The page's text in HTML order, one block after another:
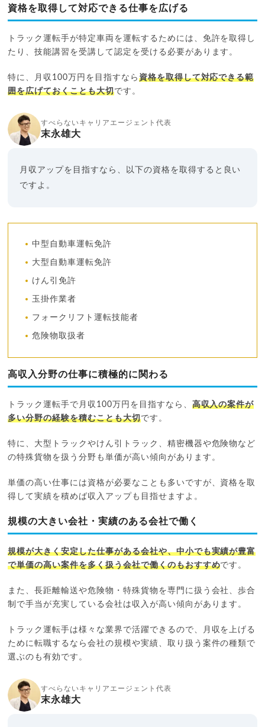
資格を取得して対応できる仕事を広げる
トラック運転手が特定車両を運転するためには、免許を取得し
たり、技能講習を受講して認定を受ける必要があります。
特に、月収100万円を目指すなら 資格を取得して対応できる範
囲を広げておくことも大切です。
すべらないキャリアエージェント代表
末永雄大
月収アップを目指すなら、以下の資格を取得すると良い
ですよ。
中型自動車運転免許
大型自動車運転免許
けん引免許
玉掛作業者
フォークリフト運転技能者
危険物取扱者
高収入分野の仕事に積極的に関わる
トラック運転手で月収100万円を目指すなら、 高収入の案件が
多い分野の経験を積むことも大切です。
特に、大型トラックやけん引トラック、精密機器や危険物など
の特殊貨物を扱う分野も単価が高い傾向があります。
単価の高い仕事には資格が必要なことも多いですが、資格を取
得して実績を積めば収入アップも目指せますよ。
規模の大きい会社・実績のある会社で働く
規模が大きく安定した仕事がある会社や、中小でも実績が豊富
で単価の高い案件を多く扱う会社で働くのもおすすめです。
また、長距離輸送や危険物・特殊貨物を専門に扱う会社、歩合
制で手当が充実している会社は収入が高い傾向があります。
トラック運転手は様々な業界で活躍できるので、月収を上げる
ために転職するなら会社の規模や実績、取り扱う案件の種類で
選ぶのも有効です。
すべらないキャリアエージェント代表
末永雄大